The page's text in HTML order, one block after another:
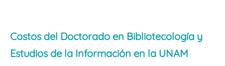
Costos del Doctorado en Bibliotecología y
Estudios de la Información en la UNAM